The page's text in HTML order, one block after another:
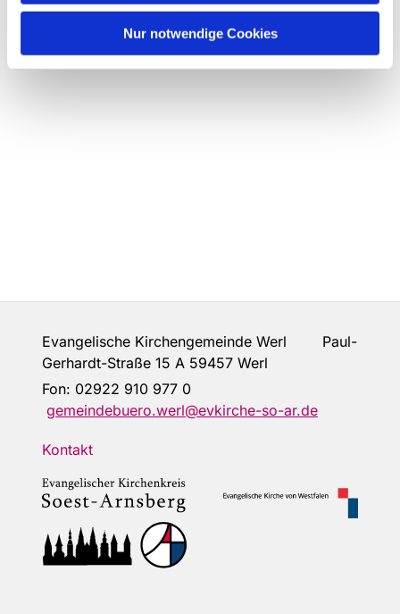
Nur notwendige Cookies
Evangelische Kirchengemeinde Werl Paul-
Gerhardt-Straße 15 A 59457 Werl
Fon: 02922 910 977 0
gemeindebuero.werl@evkirche-so-ar.de
Kontakt